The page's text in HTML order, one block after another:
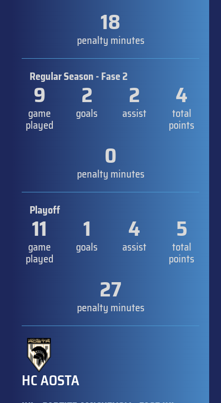
18
penalty minutes
Regular Season - Fase 2
9
game
played
2
goals
2
assist
4
total
points
0
penalty minutes
Playoff
11
game
played
1
goals
4
assist
5
total
points
27
penalty minutes
HC AOSTA